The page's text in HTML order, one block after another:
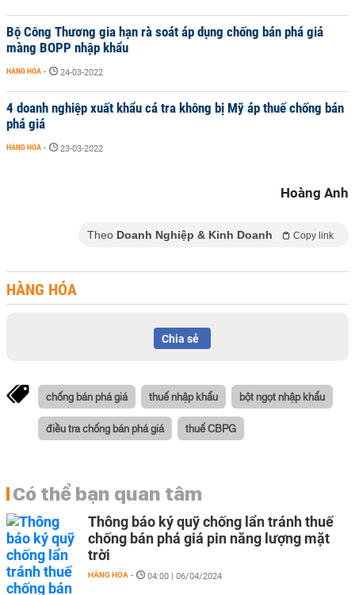
Bộ Công Thương gia hạn rà soát áp dụng chống bán phá giá
màng BOPP nhập khẩu
HÀNG HÓA - 24-03-2022
4 doanh nghiệp xuất khẩu cá tra không bị Mỹ áp thuế chống bán
phá giá
HÀNG HÓA - 23-03-2022
Hoàng Anh
Theo Doanh Nghiệp & Kinh Doanh Copy link
HÀNG HÓA
Chia sẻ
chống bán phá giá thuế nhập khẩu bột ngọt nhập khẩu
điều tra chống bán phá giá thuế CBPG
Có thể bạn quan tâm
Thông báo ký quỹ chống lẩn tránh thuế
chống bán phá giá pin năng lượng mặt
trời
HÀNG HÓA - 04:00 | 06/04/2024